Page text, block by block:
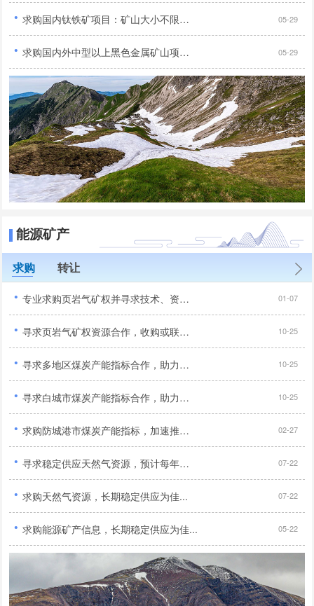
· 求购国内钛铁矿项目：矿山大小不限，采矿证或探矿证均可... 05-29
· 求购国内外中型以上黑色金属矿山项目：铁矿、钒钛磁铁矿、锰矿、铬矿，手续齐全... 05-29
能源矿产
求购 转让
· 专业求购页岩气矿权并寻求技术、资金、管理全方位合作开采伙伴... 01-07
· 寻求页岩气矿权资源合作，收购或联合开采优质项目... 10-25
· 寻求多地区煤炭产能指标合作，助力矿山扩产升级... 10-25
· 寻求白城市煤炭产能指标合作，助力矿山扩产增效... 10-25
· 求购防城港市煤炭产能指标，加速推进企业生产... 02-27
· 寻求稳定供应天然气资源，预计每年需求量约为2000万立方米... 07-22
· 求购天然气资源，长期稳定供应为佳... 07-22
· 求购能源矿产信息，长期稳定供应为佳... 05-22